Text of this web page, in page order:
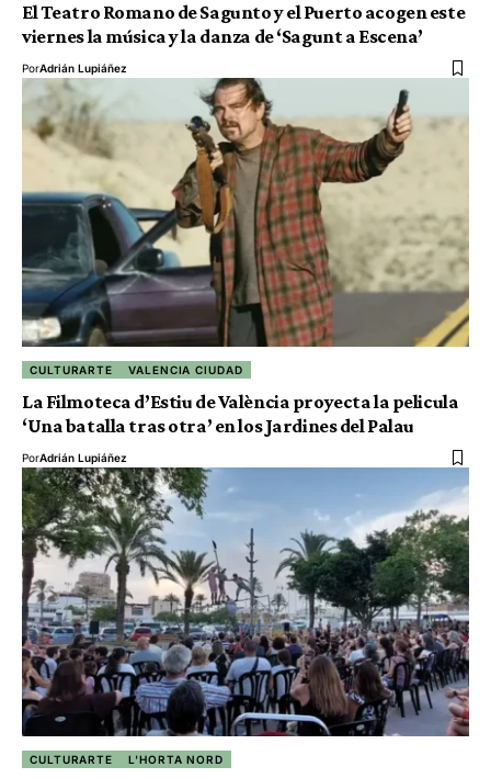
El Teatro Romano de Sagunto y el Puerto acogen este
viernes la música y la danza de ‘Sagunt a Escena’
PorAdrián Lupiáñez
CULTURARTE VALENCIA CIUDAD
La Filmoteca d’Estiu de València proyecta la pelicula
‘Una batalla tras otra’ en los Jardines del Palau
PorAdrián Lupiáñez
CULTURARTE L'HORTA NORD